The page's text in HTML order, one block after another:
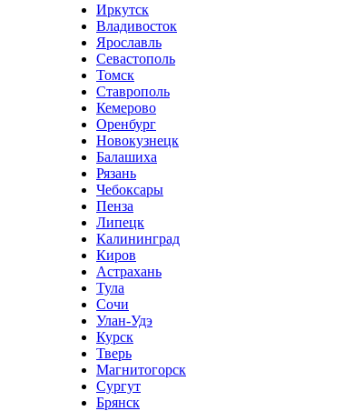
Иркутск
Владивосток
Ярославль
Севастополь
Томск
Ставрополь
Кемерово
Оренбург
Новокузнецк
Балашиха
Рязань
Чебоксары
Пенза
Липецк
Калининград
Киров
Астрахань
Тула
Сочи
Улан-Удэ
Курск
Тверь
Магнитогорск
Сургут
Брянск